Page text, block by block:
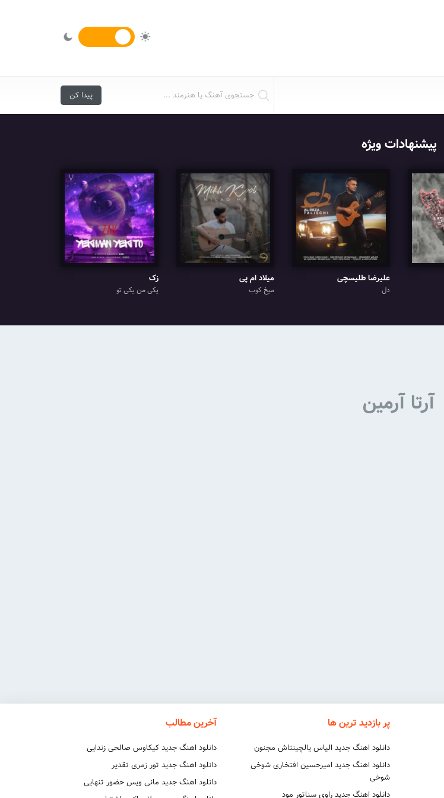
پیشنهادات ویژه
علیرضا طلیسچی
دل
میلاد ام پی
میخ کوب
زک
یکی من یکی تو
آرتا آرمین
پر بازدید ترین ها
دانلود اهنگ جدید الیاس یالچینتاش مجنون
دانلود اهنگ جدید امیرحسین افتخاری شوخی
شوخی
دانلود اهنگ جدید راوی سناتور مود
آخرین مطالب
دانلود اهنگ جدید کیکاوس صالحی زندایی
دانلود اهنگ جدید تور زمری تقدیر
دانلود اهنگ جدید مانی ویس حضور تنهایی